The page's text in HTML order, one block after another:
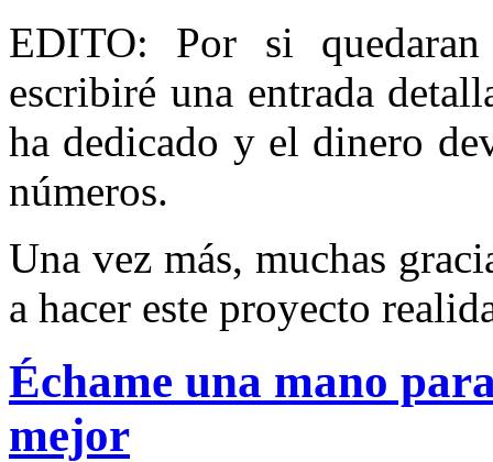
EDITO: Por si
escribiré una entrada
ha dedicado y el dinero
números.
Una vez más, muchas
a hacer este proyecto
Échame una mano
mejor